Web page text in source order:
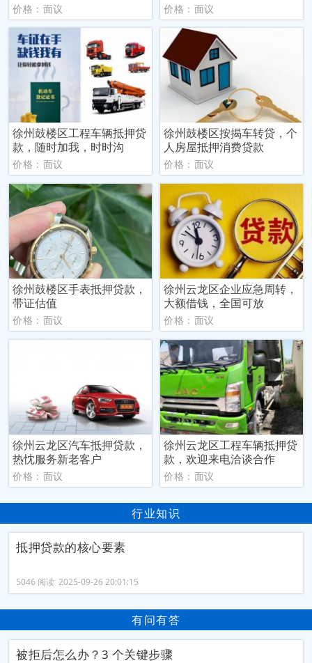
价格：面议 价格：面议
徐州鼓楼区工程车辆抵押贷
款，随时加我，时时沟
价格：面议
徐州鼓楼区按揭车转贷，个
人房屋抵押消费贷款
价格：面议
徐州鼓楼区手表抵押贷款，
带证估值
价格：面议
徐州云龙区企业应急周转，
大额借钱，全国可放
价格：面议
徐州云龙区汽车抵押贷款，
热忱服务新老客户
价格：面议
徐州云龙区工程车辆抵押贷
款，欢迎来电洽谈合作
价格：面议
行业知识
抵押贷款的核心要素
5046 阅读 2025-09-26 20:01:15
有问有答
被拒后怎么办？3 个关键步骤